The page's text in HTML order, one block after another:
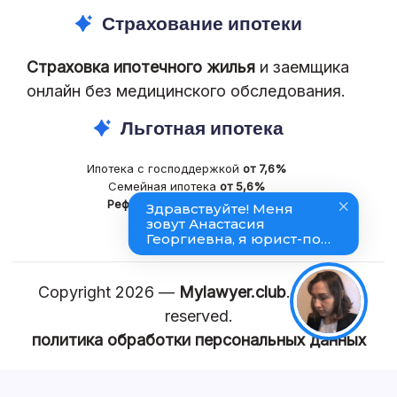
Страхование ипотеки
Страховка ипотечного жилья и заемщика
онлайн без медицинского обследования.
Льготная ипотека
Ипотека с господдержкой от 7,6%
Семейная ипотека от 5,6%
Рефинансированиеипотеки
Copyright 2026 — Mylawyer.club. All rights
reserved.
политика обработки персональных данных